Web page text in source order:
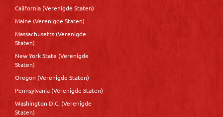
California (Verenigde Staten)
Maine (Verenigde Staten)
Massachusetts (Verenigde
Staten)
New York State (Verenigde
Staten)
Oregon (Verenigde Staten)
Pennsylvania (Verenigde Staten)
Washington D.C. (Verenigde
Staten)